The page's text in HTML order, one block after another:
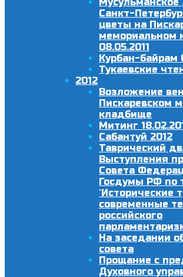
Санкт-
цветы на
мемориальном
08.05.2011
Курбан-байрам
Тукаевские
2012
Возложение
Пискаревском
кладбище
Митинг
Сабантуй 2012
Таврический
Выступления
Совета
Госдумы РФ по
`Исторические
современные
российского
На заседании
совета
Прощание с
Духовного